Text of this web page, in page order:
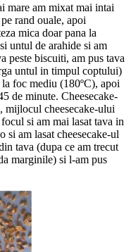
mare am mixat mai intai
rand ouale, apoi
mica doar pana la
untul de arahide si am
peste biscuiti, am pus tava
untul in timpul coptului)
foc mediu (180ºC), apoi
de minute. Cheesecake-
mijlocul cheesecake-ului
si am mai lasat tava in
si am lasat cheesecake-ul
tava (dupa ce am trecut
marginile) si l-am pus